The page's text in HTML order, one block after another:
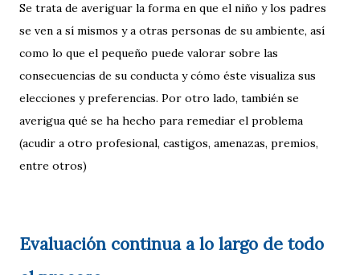
Se trata de averiguar la forma en que el niño y los padres
se ven a sí mismos y a otras personas de su ambiente, así
como lo que el pequeño puede valorar sobre las
consecuencias de su conducta y cómo éste visualiza sus
elecciones y preferencias. Por otro lado, también se
averigua qué se ha hecho para remediar el problema
(acudir a otro profesional, castigos, amenazas, premios,
entre otros)
Evaluación continua a lo largo de todo